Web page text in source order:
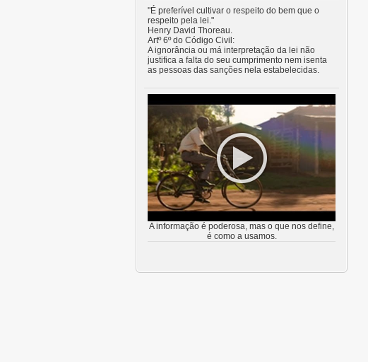
"É preferível cultivar o respeito do bem que o
respeito pela lei."
Henry David Thoreau.
Artº 6º do Código Civil:
A ignorância ou má interpretação da lei não
justifica a falta do seu cumprimento nem isenta
as pessoas das sanções nela estabelecidas.
A informação é poderosa, mas o que nos define,
é como a usamos.